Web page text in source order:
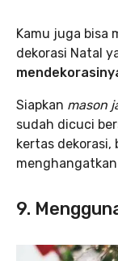
Kamu juga bisa
dekorasi Natal
Siapkan mason
sudah dicuci
kertas
9.